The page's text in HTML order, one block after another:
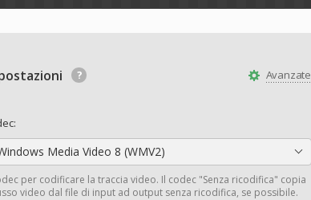
Avanzate
Media Video 8 (WMV2)
per codificare la traccia video. Il codec "Senza ricodifica" copia
video dal file di input ad output senza ricodifica, se possibile.